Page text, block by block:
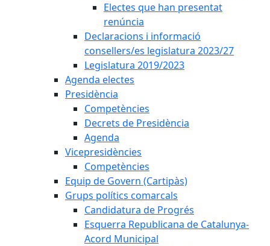
Electes que han presentat
renúncia
Declaracions i informació
consellers/es legislatura 2023/27
Legislatura 2019/2023
Agenda electes
Presidència
Competències
Decrets de Presidència
Agenda
Vicepresidències
Competències
Equip de Govern (Cartipàs)
Grups polítics comarcals
Candidatura de Progrés
Esquerra Republicana de Catalunya-
Acord Municipal